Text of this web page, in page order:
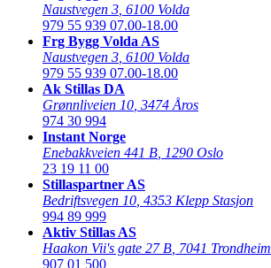
Naustvegen 3 6100 Volda
979 55 939 07.00-18.00
Frg Bygg Volda AS
Naustvegen 3 6100 Volda
979 55 939 07.00-18.00
Ak Stillas DA
Grønnliveien 10 3474 Åros
974 30 994
Instant Norge
Enebakkveien 441 B 1290 Oslo
23 19 11 00
Stillaspartner AS
Bedriftsvegen 10 4353 Klepp Stasjon
994 89 999
Aktiv Stillas AS
Haakon Vii's gate 27 B 7041 Trondheim
907 01 500